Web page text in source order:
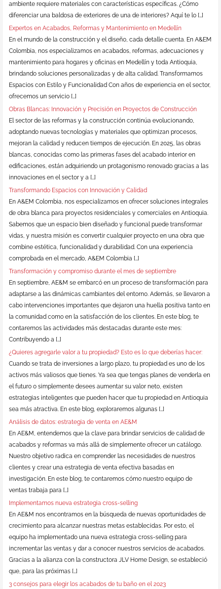
ambiente requiere materiales con características específicas. ¿Cómo
diferenciar una baldosa de exteriores de una de interiores? Aquí te lo […]
Expertos en Acabados, Reformas y Mantenimiento en Medellín
En el mundo de la construcción y el diseño, cada detalle cuenta. En A&EM
Colombia, nos especializamos en acabados, reformas, adecuaciones y
mantenimiento para hogares y oficinas en Medellín y toda Antioquia,
brindando soluciones personalizadas y de alta calidad. Transformamos
Espacios con Estilo y Funcionalidad Con años de experiencia en el sector,
ofrecemos un servicio […]
Obras Blancas: Innovación y Precisión en Proyectos de Construcción
El sector de las reformas y la construcción continúa evolucionando,
adoptando nuevas tecnologías y materiales que optimizan procesos,
mejoran la calidad y reducen tiempos de ejecución. En 2025, las obras
blancas, conocidas como las primeras fases del acabado interior en
edificaciones, están adquiriendo un protagonismo renovado gracias a las
innovaciones en el sector y a […]
Transformando Espacios con Innovación y Calidad
En A&EM Colombia, nos especializamos en ofrecer soluciones integrales
de obra blanca para proyectos residenciales y comerciales en Antioquia.
Sabemos que un espacio bien diseñado y funcional puede transformar
vidas, y nuestra misión es convertir cualquier proyecto en una obra que
combine estética, funcionalidad y durabilidad. Con una experiencia
comprobada en el mercado, A&EM Colombia […]
Transformación y compromiso durante el mes de septiembre
En septiembre, AE&M se embarcó en un proceso de transformación para
adaptarse a las dinámicas cambiantes del entorno. Además, se llevaron a
cabo intervenciones importantes que dejaron una huella positiva tanto en
la comunidad como en la satisfacción de los clientes. En este blog, te
contaremos las actividades más destacadas durante este mes:
Contribuyendo a […]
¿Quieres agregarle valor a tu propiedad? Esto es lo que deberías hacer:
Cuando se trata de inversiones a largo plazo, tu propiedad es uno de los
activos más valiosos que tienes. Ya sea que tengas planes de venderla en
el futuro o simplemente desees aumentar su valor neto, existen
estrategias inteligentes que pueden hacer que tu propiedad en Antioquia
sea más atractiva. En este blog, exploraremos algunas […]
Análisis de datos: estrategia de venta en AE&M
En AE&M, entendemos que la clave para brindar servicios de calidad de
acabados y reformas va más allá de simplemente ofrecer un catálogo.
Nuestro objetivo radica en comprender las necesidades de nuestros
clientes y crear una estrategia de venta efectiva basadas en
investigación. En este blog, te contaremos cómo nuestro equipo de
ventas trabaja para […]
Implementamos nueva estrategia cross-selling
En AE&M nos encontramos en la búsqueda de nuevas oportunidades de
crecimiento para alcanzar nuestras metas establecidas. Por esto, el
equipo ha implementado una nueva estrategia cross-selling para
incrementar las ventas y dar a conocer nuestros servicios de acabados.
Gracias a la alianza con la constructora JLV Home Design, se estableció
que, para las próximas […]
3 consejos para elegir los acabados de tu baño en el 2023